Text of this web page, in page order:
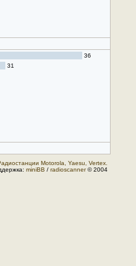
36
31
Motorola, Yaesu, Vertex.
miniBB / radioscanner© 2004